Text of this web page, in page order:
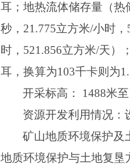
耳；地热流体储存量（热
秒，21.775立方米/小时
时，521.856立方米/天）
耳，换算为103千卡则为
开采标高： 1488米
资源开发利用情况：
矿山地质环境保护及
地质环境保护与土地复垦